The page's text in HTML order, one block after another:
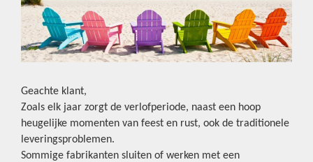
Geachte klant,
Zoals elk jaar zorgt de verlofperiode, naast een hoop
heugelijke momenten van feest en rust, ook de traditionele
leveringsproblemen.
Sommige fabrikanten sluiten of werken met een